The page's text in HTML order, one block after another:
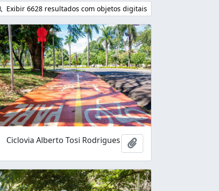
Exibir 6628 resultados com objetos digitais
Ciclovia Alberto Tosi Rodrigues Adicionar à área de